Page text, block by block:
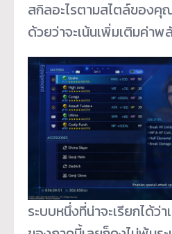
สกิลอะไรตามสไตล์ของคุ
ด้วยว่าจะเน้นเพิ่มเติมค่า
ระบบหนึ่งที่น่าจะเรียกได้